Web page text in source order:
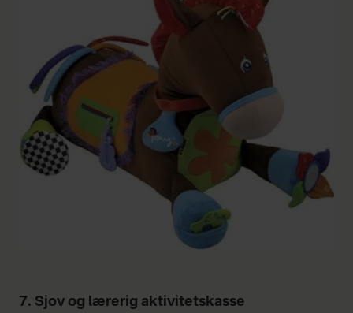
7. Sjov og lærerig aktivitetskasse